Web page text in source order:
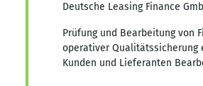
Deutsche Leasing Finance
Prüfung und Bearbeitung von
operativer Qualitätssicherung
Kunden und Lieferanten